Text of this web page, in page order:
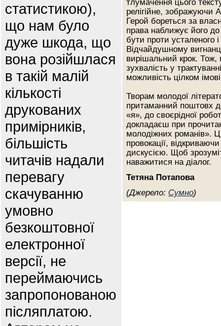
статистикою),
що нам було
дуже шкода, що
вона розійшлася
в такій малій
кількості
друкованих
примірників,
більшість
читачів надали
перевагу
скачуванню
умовно
безкоштовної
електронної
версії, не
переймаючись
запропонованою
післяплатою.
тлумачення цього
релігійне, зображуючи
Герой бореться за
права наближує його
бути проти усталеного
Відчайдушному
вирішальний крок. Тож,
зухвалість у
можливість цілком
Творам молодої
притаманний поштовх
«я», до своєрідної
докладаєш при
молодіжних романів».
провокації,
дискусією. Щоб
наважитися на діалог.
Тетяна Потапова
(Джерело: Сумно)